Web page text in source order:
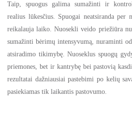
Taip, spuogus galima sumažinti ir
realius lūkesčius. Spuogai neatsiranda
reikalauja laiko. Nuosekli veido priežiūra
sumažinti bėrimų intensyvumą, nuraminti
atsiradimo tikimybę. Nuoseklus spuogų
priemones, bet ir kantrybę bei pastovią
rezultatai dažniausiai pastebimi po kelių
pasiekiamas tik laikantis pastovumo.